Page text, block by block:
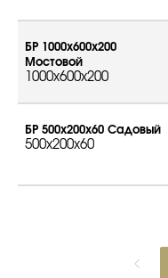
БР 1000х600х200
Мостовой
1000x600x200
БР 500х200х60 Садовый
500x200x60